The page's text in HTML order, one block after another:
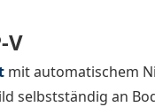
V
mit automatischem
selbstständig an